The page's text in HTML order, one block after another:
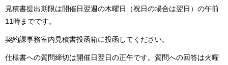
見積書提出期限は開催日翌週の木曜日（祝日の場合は翌日）の午前
11時までです。
契約課事務室内見積書投函箱に投函してください。
仕様書への質問締切は開催日翌日の正午です。質問への回答は火曜